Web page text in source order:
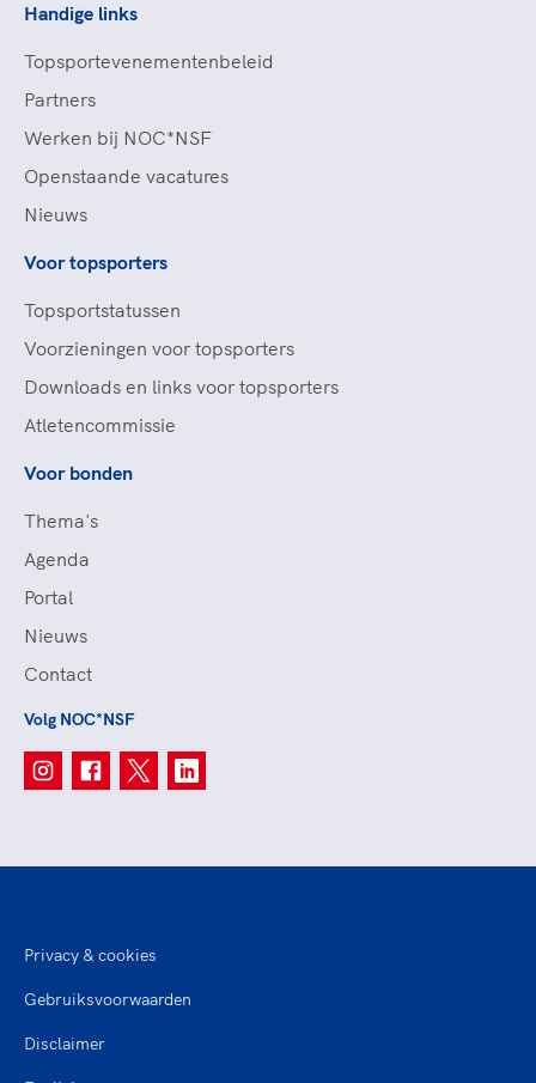
Handige links
Topsportevenementenbeleid
Partners
Werken bij NOC*NSF
Openstaande vacatures
Nieuws
Voor topsporters
Topsportstatussen
Voorzieningen voor topsporters
Downloads en links voor topsporters
Atletencommissie
Voor bonden
Thema's
Agenda
Portal
Nieuws
Contact
Volg NOC*NSF
Privacy & cookies
Gebruiksvoorwaarden
Disclaimer